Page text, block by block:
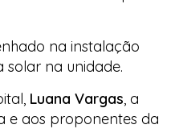
na instalação
solar na unidade.
Luana Vargas, a
e aos proponentes da